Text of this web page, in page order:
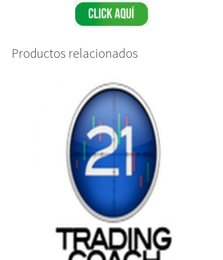
Productos relacionados